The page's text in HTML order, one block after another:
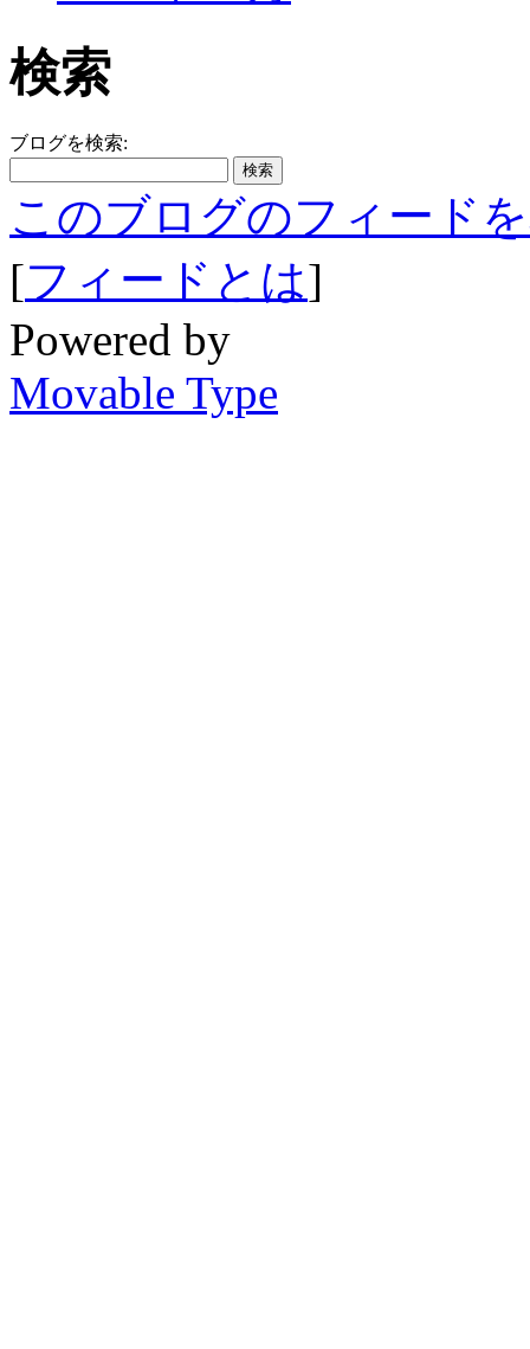
検索
ブログを検索:
このブログのフィード
[フィードとは]
Powered by
Movable Type